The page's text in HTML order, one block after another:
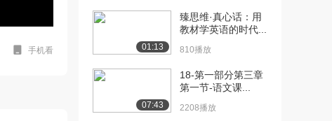
手机看
[7] 上海外国语大学公开
课：音韵学的传统...
08:30
[8] 上海外国语大学公开
课：音韵学的预备...
16:37
01:13
臻思维·真心话：用
教材学英语的时代...
810播放
07:43
18-第一部分第三章
第一节-语文课...
2208播放